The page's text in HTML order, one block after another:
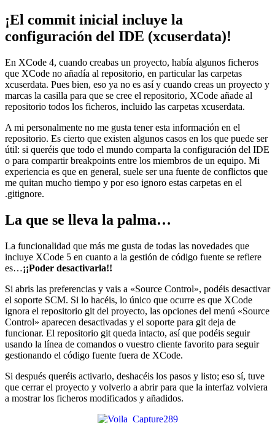
¡El commit inicial incluye la
configuración del IDE (xcuserdata)!
En XCode 4, cuando creabas un proyecto, había algunos ficheros
que XCode no añadía al repositorio, en particular las carpetas
xcuserdata. Pues bien, eso ya no es así y cuando creas un proyecto y
marcas la casilla para que se cree el repositorio, XCode añade al
repositorio todos los ficheros, incluido las carpetas xcuserdata.
A mi personalmente no me gusta tener esta información en el
repositorio. Es cierto que existen algunos casos en los que puede ser
útil: si queréis que todo el mundo comparta la configuración del IDE
o para compartir breakpoints entre los miembros de un equipo. Mi
experiencia es que en general, suele ser una fuente de conflictos que
me quitan mucho tiempo y por eso ignoro estas carpetas en el
.gitignore.
La que se lleva la palma…
La funcionalidad que más me gusta de todas las novedades que
incluye XCode 5 en cuanto a la gestión de código fuente se refiere
es…¡¡Poder desactivarla!!
Si abris las preferencias y vais a «Source Control», podéis desactivar
el soporte SCM. Si lo hacéis, lo único que ocurre es que XCode
ignora el repositorio git del proyecto, las opciones del menú «Source
Control» aparecen desactivadas y el soporte para git deja de
funcionar. El repositorio git queda intacto, así que podéis seguir
usando la línea de comandos o vuestro cliente favorito para seguir
gestionando el código fuente fuera de XCode.
Si después queréis activarlo, deshacéis los pasos y listo; eso sí, tuve
que cerrar el proyecto y volverlo a abrir para que la interfaz volviera
a mostrar los ficheros modificados y añadidos.